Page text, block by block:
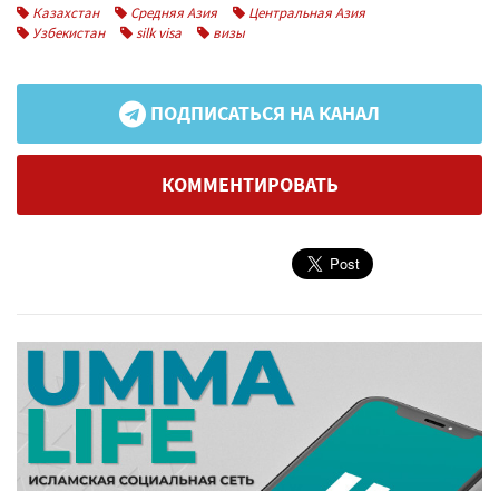
Казахстан Средняя Азия
Центральная Азия
Узбекистан
silk visa визы
ПОДПИСАТЬСЯ НА КАНАЛ
КОММЕНТИРОВАТЬ